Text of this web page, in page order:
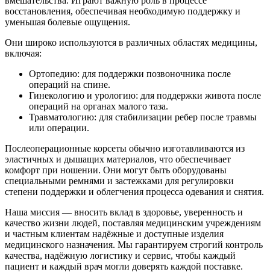
восстановления, обеспечивая необходимую поддержку и
уменьшая болевые ощущения.
Они широко используются в различных областях медицины,
включая:
Ортопедию: для поддержки позвоночника после
операций на спине.
Гинекологию и урологию: для поддержки живота после
операций на органах малого таза.
Травматологию: для стабилизации ребер после травмы
или операции.
Послеоперационные корсеты обычно изготавливаются из
эластичных и дышащих материалов, что обеспечивает
комфорт при ношении. Они могут быть оборудованы
специальными ремнями и застежками для регулировки
степени поддержки и облегчения процесса одевания и снятия.
Наша миссия — вносить вклад в здоровье, уверенность и
качество жизни людей, поставляя медицинским учреждениям
и частным клиентам надёжные и доступные изделия
медицинского назначения. Мы гарантируем строгий контроль
качества, надёжную логистику и сервис, чтобы каждый
пациент и каждый врач могли доверять каждой поставке.